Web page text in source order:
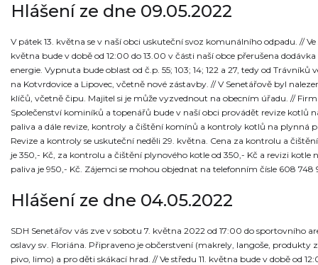
Hlášení ze dne 09.05.2022
V pátek 13. května se v naší obci uskuteční svoz komunálního odpadu. // Ve
května bude v době od 12:00 do 13.00 v části naší obce přerušena dodávka
energie. Vypnuta bude oblast od č.p. 55; 103; 14; 122 a 27, tedy od Trávníků
na Kotvrdovice a Lipovec, včetně nové zástavby. // V Senetářově byl
klíčů, včetně čipu. Majitel si je může vyzvednout na obecním úřadu. //
Společenství kominíků a topenářů bude v naší obci provádět revize kotlů
paliva a dále revize, kontroly a čištění komínů a kontroly kotlů na plynná
Revize a kontroly se uskuteční neděli 29. května. Cena za kontrolu a
je 350,- Kč, za kontrolu a čištění plynového kotle od 350,- Kč a revizi kotle
paliva je 950,- Kč. Zájemci se mohou objednat na telefonním čísle 608 748
Hlášení ze dne 04.05.2022
SDH Senetářov vás zve v sobotu 7. května 2022 od 17:00 do sportovního
oslavy sv. Floriána. Připraveno je občerstvení (makrely, langoše, produkty
pivo, limo) a pro děti skákací hrad. // Ve středu 11. května bude v době od